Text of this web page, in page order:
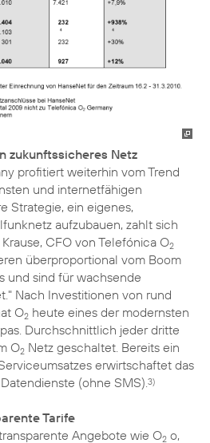
zukunftssicheres Netz
profitiert weiterhin vom Trend
und internetfähigen
Strategie, ein eigenes,
aufzubauen, zahlt sich
CFO von Telefónica O2
überproportional vom Boom
und sind für wachsende
Nach Investitionen von rund
O2 heute eines der modernsten
Durchschnittlich jeder dritte
O2 Netz geschaltet. Bereits ein
erwirtschaftet das
(ohne SMS). 3)
Tarife
Angebote wie O2 o,